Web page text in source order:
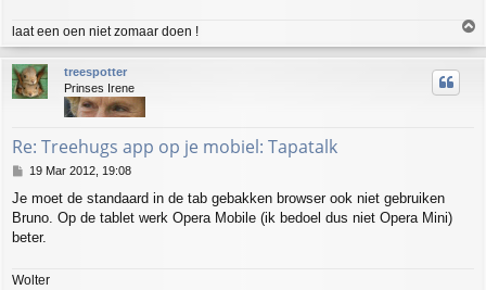
laat een oen niet zomaar doen !
o
p
treespotter
Prinses Irene
Re: Treehugs app op je mobiel: Tapatalk
P
s
t
19 Mar 2012, 19:08
Je moet de standaard in de tab gebakken browser ook niet gebruiken
Bruno. Op de tablet werk Opera Mobile (ik bedoel dus niet Opera Mini)
beter.
Wolter